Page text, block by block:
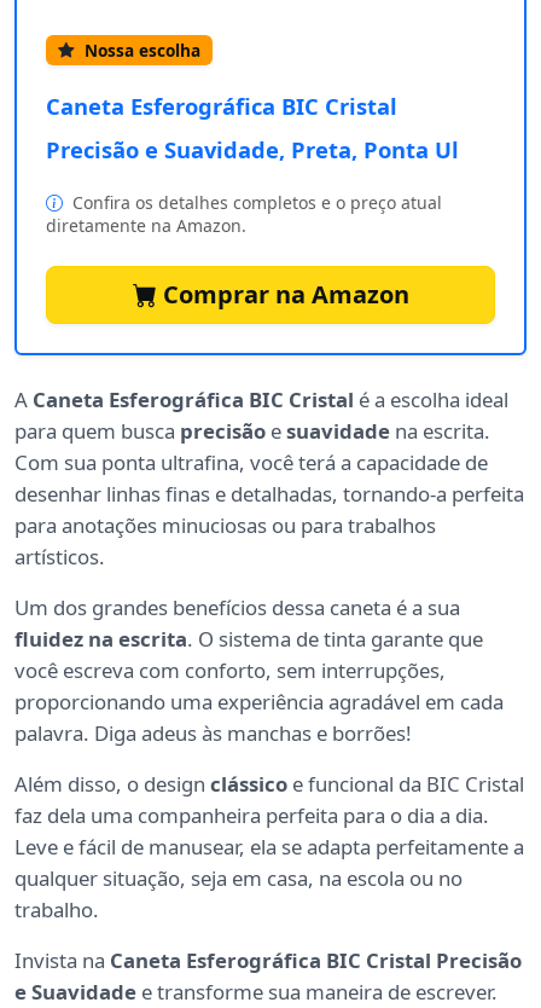
Nossa escolha
Caneta Esferográfica BIC Cristal
Precisão e Suavidade, Preta, Ponta Ul
Confira os detalhes completos e o preço atual
diretamente na Amazon.
Comprar na Amazon
A Caneta Esferográfica BIC Cristal é a escolha ideal
para quem busca precisão esuavidade na escrita.
Com sua ponta ultrafina, você terá a capacidade de
desenhar linhas finas e detalhadas, tornando-a perfeita
para anotações minuciosas ou para trabalhos
artísticos.
Um dos grandes benefícios dessa caneta é a sua
fluidez na escrita. O sistema de tinta garante que
você escreva com conforto, sem interrupções,
proporcionando uma experiência agradável em cada
palavra. Diga adeus às manchas e borrões!
Além disso, o design clássico e funcional da BIC Cristal
faz dela uma companheira perfeita para o dia a dia.
Leve e fácil de manusear, ela se adapta perfeitamente a
qualquer situação, seja em casa, na escola ou no
trabalho.
Invista na Caneta Esferográfica BIC Cristal Precisão
e Suavidade e transforme sua maneira de escrever.